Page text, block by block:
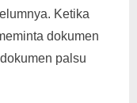
Ketika
dokumen
palsu